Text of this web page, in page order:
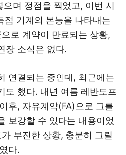
며 정점을 찍었고, 이번 시
점 기계의 본능을 나타내는
로 계약이 만료되는 상황,
장 소식은 없다.
연결되는 중인데, 최근에는
도 했다. 내년 여름 레반도프
후, 자유계약(FA)으로 그를
보강할 수 있다는 내용이었
부진한 상황, 충분히 그릴
다.